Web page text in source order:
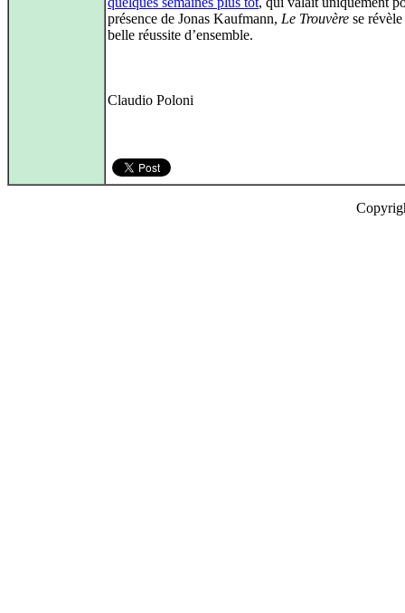
présence de Jonas Kaufmann, Le Trouvère se
belle réussite d’ensemble.
Claudio Poloni